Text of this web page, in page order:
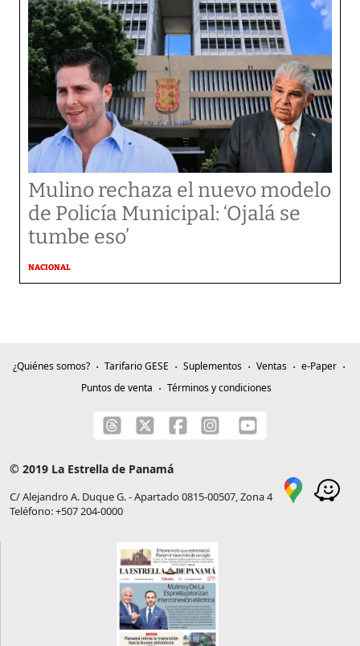
Mulino rechaza el nuevo modelo
de Policía Municipal: ‘Ojalá se
tumbe eso’
NACIONAL
¿Quiénes somos? Tarifario GESE Suplementos Ventas
e-Paper
Puntos de venta
Términos y condiciones
© 2019 La Estrella de Panamá
C/ Alejandro A. Duque G. - Apartado 0815-00507, Zona 4
Teléfono: +507 204-0000